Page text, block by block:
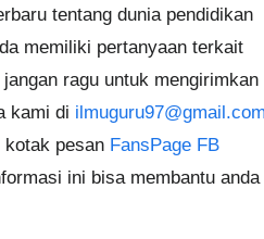
tentang dunia pendidikan
memiliki pertanyaan terkait
ragu untuk mengirimkan
kami di
kotak pesan FansPage FB
ini bisa membantu anda